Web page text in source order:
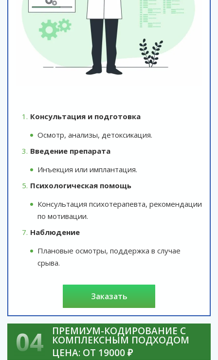
Консультация и подготовка
Осмотр, анализы, детоксикация.
Введение препарата
Инъекция или имплантация.
Психологическая помощь
Консультация психотерапевта, рекомендации
по мотивации.
Наблюдение
Плановые осмотры, поддержка в случае
срыва.
заказать
04 ПРЕМИУМ-КОДИРОВАНИЕ С
КОМПЛЕКСНЫМ ПОДХОДОМ
ЦЕНА: ОТ 19000 ₽